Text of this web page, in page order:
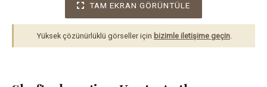
TAM EKRAN GÖRÜNTÜLE
Yüksek çözünürlüklü görseller için bizimle iletişime geçin.